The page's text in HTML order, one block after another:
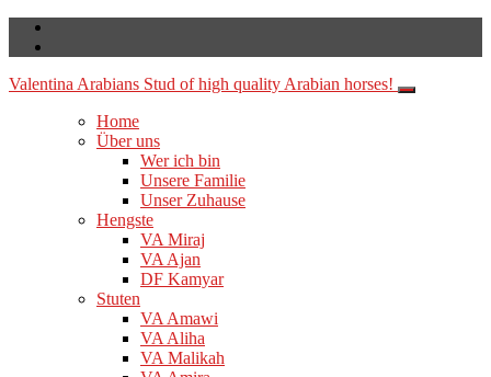
Valentina Arabians Stud of high quality Arabian horses!
Home
Über uns
Wer ich bin
Unsere Familie
Unser Zuhause
Hengste
VA Miraj
VA Ajan
DF Kamyar
Stuten
VA Amawi
VA Aliha
VA Malikah